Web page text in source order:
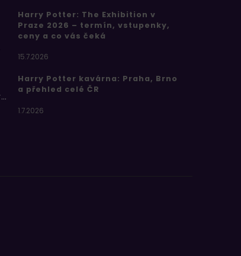
Bertíkovy fazolky tisíckrát jinak
Harry Potter: The Exhibition v
Praze 2026 – termín, vstupenky,
ceny a co vás čeká
15.7.2026
Harry Potter kavárna: Praha, Brno
a přehled celé ČR
1.7.2026